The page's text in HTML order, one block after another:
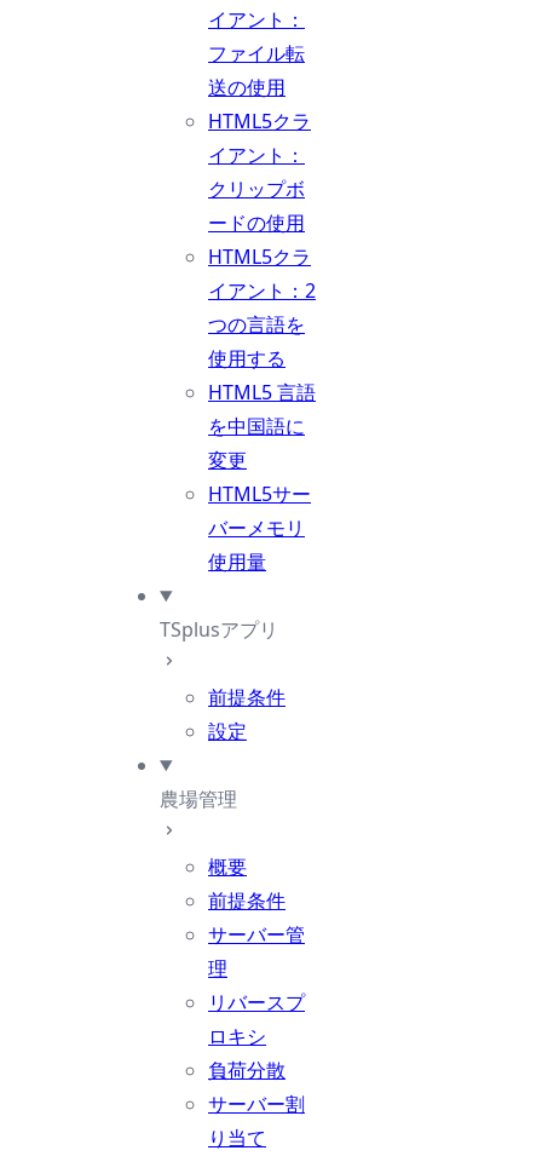
イアント：
ファイル転
送の使用
HTML5クラ
イアント：
クリップボ
ードの使用
HTML5クラ
イアント：2
つの言語を
使用する
HTML5 言語
を中国語に
変更
HTML5サー
バーメモリ
使用量
TSplusアプリ
前提条件
設定
農場管理
概要
前提条件
サーバー管
理
リバースプ
ロキシ
負荷分散
サーバー割
り当て